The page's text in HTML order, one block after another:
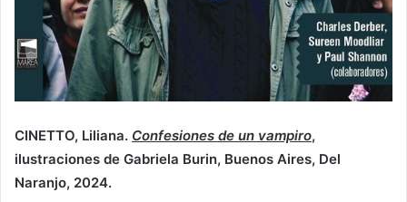
CINETTO, Liliana. Confesiones de un vampiro,
ilustraciones de Gabriela Burin, Buenos Aires, Del
Naranjo, 2024.